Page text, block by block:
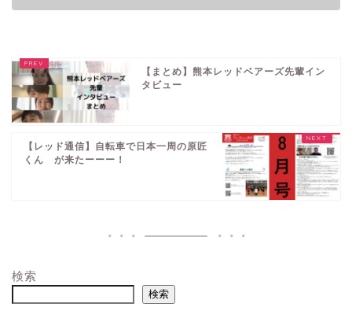
【まとめ】熊本レッドベアーズ先輩イン
タビュー
【レッド通信】自転車で日本一周の原匠
くん が来たーーー！
検索
検索